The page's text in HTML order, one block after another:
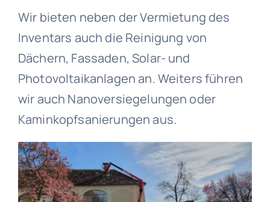
Wir bieten neben der Vermietung des
Inventars auch die Reinigung von
Dächern, Fassaden, Solar- und
Photovoltaikanlagen an. Weiters führen
wir auch Nanoversiegelungen oder
Kaminkopfsanierungen aus.